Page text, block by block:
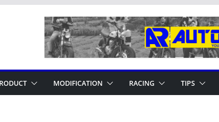
MODIFICATION RACING TIPS